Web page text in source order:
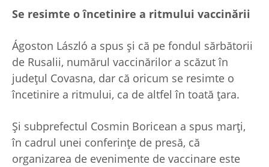
Se resimte o încetinire a ritmului vaccinării
Ágoston László a spus și că pe fondul sărbătorii
de Rusalii, numărul vaccinărilor a scăzut în
județul Covasna, dar că oricum se resimte o
încetinire a ritmului, ca de altfel în toată țara.
Și subprefectul Cosmin Boricean a spus marți,
în cadrul unei conferințe de presă, că
organizarea de evenimente de vaccinare este